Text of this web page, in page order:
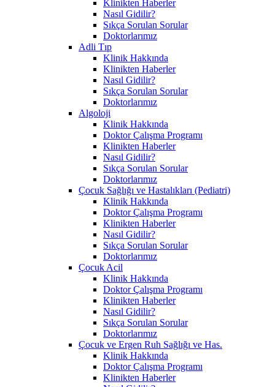
Klinikten Haberler
Nasıl Gidilir?
Sıkça Sorulan Sorular
Doktorlarımız
Adli Tıp
Klinik Hakkında
Klinikten Haberler
Nasıl Gidilir?
Sıkça Sorulan Sorular
Doktorlarımız
Algoloji
Klinik Hakkında
Doktor Çalışma Programı
Klinikten Haberler
Nasıl Gidilir?
Sıkça Sorulan Sorular
Doktorlarımız
Çocuk Sağlığı ve Hastalıkları (Pediatri)
Klinik Hakkında
Doktor Çalışma Programı
Klinikten Haberler
Nasıl Gidilir?
Sıkça Sorulan Sorular
Doktorlarımız
Çocuk Acil
Klinik Hakkında
Doktor Çalışma Programı
Klinikten Haberler
Nasıl Gidilir?
Sıkça Sorulan Sorular
Doktorlarımız
Çocuk ve Ergen Ruh Sağlığı ve Has.
Klinik Hakkında
Doktor Çalışma Programı
Klinikten Haberler